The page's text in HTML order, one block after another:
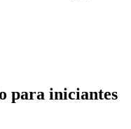
para iniciantes